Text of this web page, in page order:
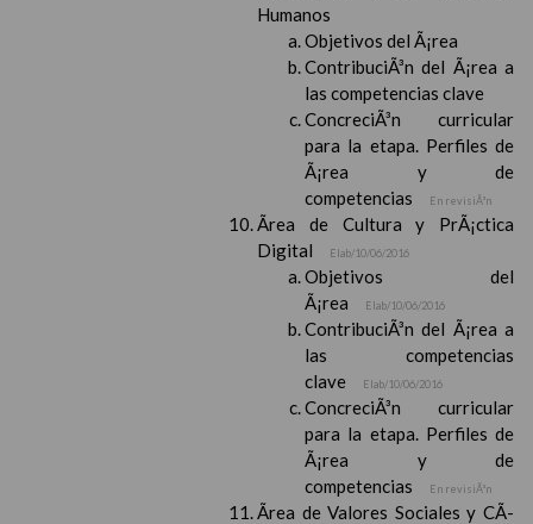
Humanos
Objetivos del Ã¡rea
ContribuciÃ³n del Ã¡rea a
las competencias clave
ConcreciÃ³n curricular
para la etapa. Perfiles de
Ã¡rea y de
competencias
En revisiÃ³n
Ãrea de Cultura y PrÃ¡ctica
Digital
Elab/10/06/2016
Objetivos del
Ã¡rea
Elab/10/06/2016
ContribuciÃ³n del Ã¡rea a
las competencias
clave
Elab/10/06/2016
ConcreciÃ³n curricular
para la etapa. Perfiles de
Ã¡rea y de
competencias
En revisiÃ³n
Ãrea de Valores Sociales y CÃ­